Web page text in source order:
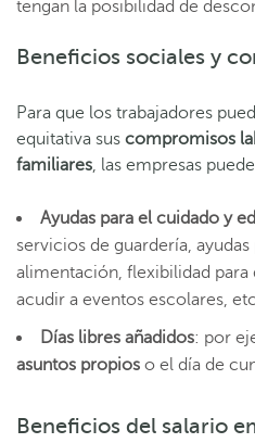
tengan la posibilidad de
Beneficios sociales y
Para que los trabajadores
equitativa sus compromisos
familiares, las empresas
Ayudas para el cuidado y
servicios de guardería,
alimentación, flexibilidad para
acudir a eventos escolares,
Días libres añadidos: por
asuntos propios o el día de
Beneficios del salario